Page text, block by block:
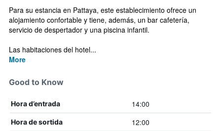
Para su estancia en Pattaya, este establecimiento ofrece un
alojamiento confortable y tiene, además, un bar cafetería,
servicio de despertador y una piscina infantil.
Las habitaciones del hotel...
More
Good to Know
Hora d’entrada 14:00
Hora de sortida 12:00